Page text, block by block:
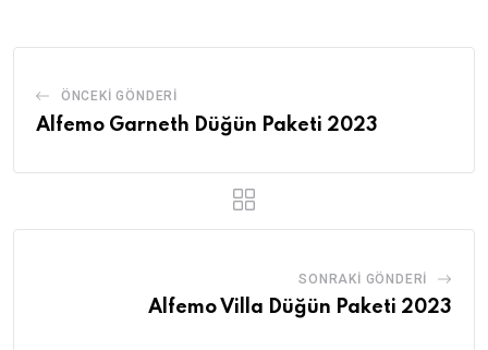
ÖNCEKI GÖNDERI
Alfemo Garneth Düğün Paketi 2023
SONRAKI GÖNDERI
Alfemo Villa Düğün Paketi 2023